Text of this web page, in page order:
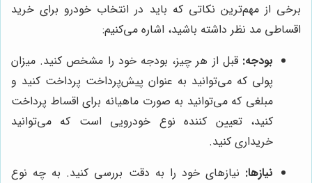
برخی از مهم‌ترین نکاتی که باید در انتخاب خودرو برای خرید
اقساطی مد نظر داشته باشید، اشاره می‌کنیم:
بودجه: قبل از هر چیز، بودجه خود را مشخص کنید. میزان
پولی که می‌توانید به عنوان پیش‌پرداخت پرداخت کنید و
مبلغی که می‌توانید به صورت ماهیانه برای اقساط پرداخت
کنید، تعیین کننده نوع خودرویی است که می‌توانید
خریداری کنید.
نیازها: نیازهای خود را به دقت بررسی کنید. به چه نوع